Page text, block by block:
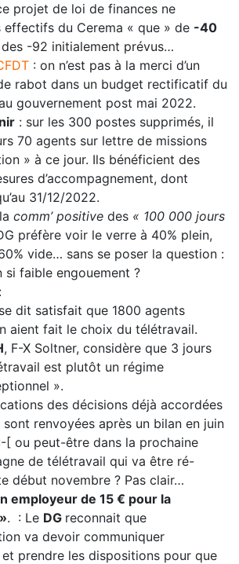
projet de loi de finances ne
effectifs du Cerema « que » de -40
-92 initialement prévus…
: on n’est pas à la merci d’un
rabot dans un budget rectificatif du
gouvernement post mai 2022.
: sur les 300 postes supprimés, il
70 agents sur lettre de missions
» à ce jour. Ils bénéficient des
d’accompagnement, dont
31/12/2022.
comm’ positive des « 100 000 jours
préfère voir le verre à 40% plein,
vide… sans se poser la question :
si faible engouement ?
:
se dit satisfait que 1800 agents
aient fait le choix du télétravail.
, F-X Soltner, considère que 3 jours
est plutôt un régime
».
des décisions déjà accordées
sont renvoyées après un bilan en juin
[ ou peut-être dans la prochaine
de télétravail qui va être ré-
début novembre ? Pas clair…
employeur de 15 € pour la
. : Le DG reconnait que
va devoir communiquer
prendre les dispositions pour que